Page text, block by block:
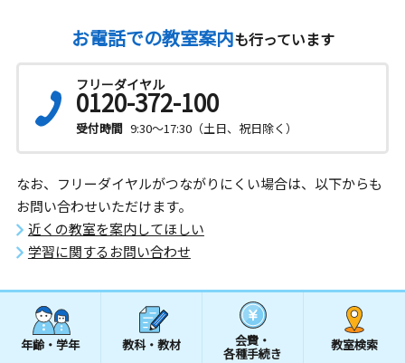
お電話での教室案内も行っています
フリーダイヤル
0120-372-100
受付時間 9:30～17:30（土日、祝日除く）
なお、フリーダイヤルがつながりにくい場合は、以下からも
お問い合わせいただけます。
近くの教室を案内してほしい
学習に関するお問い合わせ
年齢・学年 教科・教材 会費・
各種手続き
教室検索